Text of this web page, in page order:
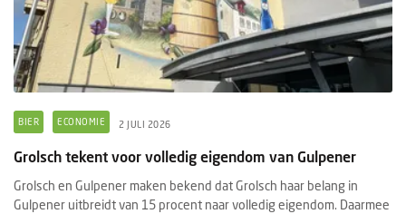
BIER ECONOMIE 2 JULI 2026
Grolsch tekent voor volledig eigendom van Gulpener
Grolsch en Gulpener maken bekend dat Grolsch haar belang in
Gulpener uitbreidt van 15 procent naar volledig eigendom. Daarmee